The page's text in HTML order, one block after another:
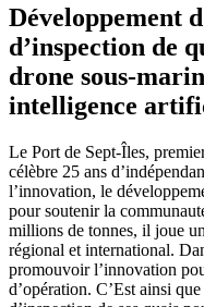
Développement
d’inspection de
drone sous-
intelligence
Le Port de Sept-Îles,
célèbre 25 ans
l’innovation, le
pour soutenir la
millions de tonnes, il joue
régional et international.
promouvoir l’innovation
d’opération. C’Est ainsi